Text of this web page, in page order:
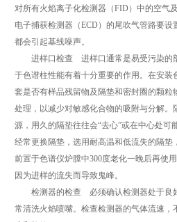
对所有火焰离子化检测器（FID）中的空气
电子捕获检测器（ECD）的尾吹气管路要
都会引起基线噪声。
进样口检查 进样口通常是易受污染的
于色谱柱性能有着十分重要的作用。在安
套是否有样品残留物及隔垫和密封圈的颗
处理，以减少对敏感化合物的吸附与分解
源，用久的隔垫往往会“去心”或在中心处可
经常更换隔垫，选用耐高温和低流失的隔垫
前置于色谱仪炉膛中300度老化一晚后再使
因为进样的流失而导致鬼峰。
检测器的检查 必须确认检测器处于良
常清洗火焰喷嘴。检查检测器的气体流速